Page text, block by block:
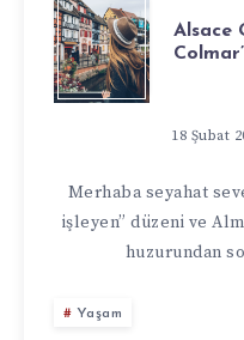
GEZI
BIR
Alsace
18 Şubat
Merhaba seyahat
işleyen” düzeni ve
huzurundan
Yaşam